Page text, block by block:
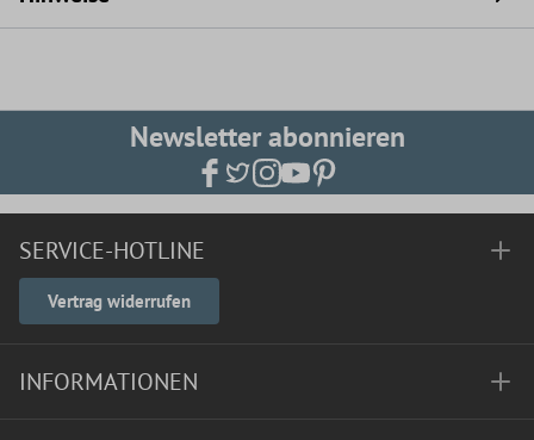
Newsletter abonnieren
SERVICE-HOTLINE
Vertrag widerrufen
INFORMATIONEN